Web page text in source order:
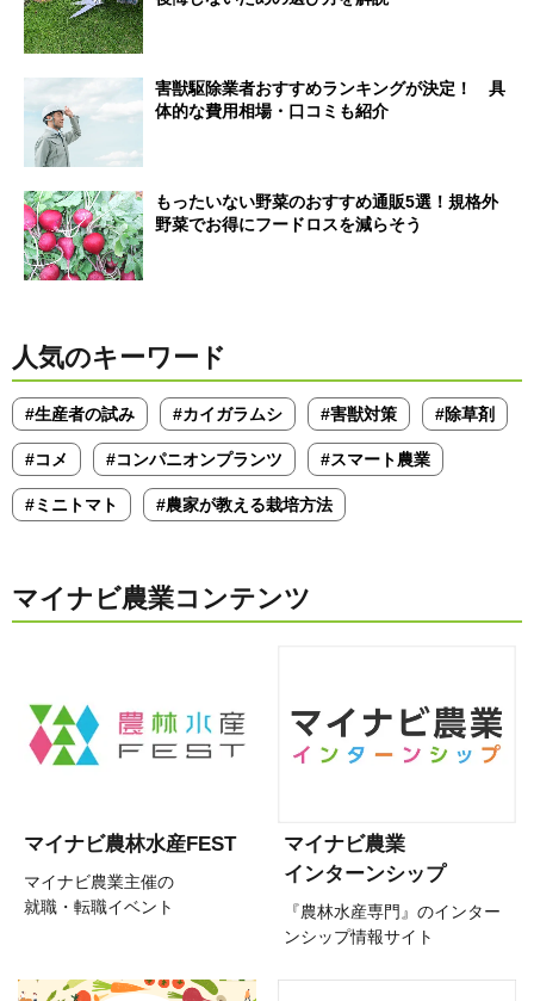
害獣駆除業者おすすめランキングが決定！ 具
体的な費用相場・口コミも紹介
もったいない野菜のおすすめ通販5選！規格外
野菜でお得にフードロスを減らそう
人気のキーワード
#生産者の試み #カイガラムシ #害獣対策 #除草剤
#コメ #コンパニオンプランツ #スマート農業
#ミニトマト #農家が教える栽培方法
マイナビ農業コンテンツ
マイナビ農林水産FEST
マイナビ農業主催の
就職・転職イベント
マイナビ農業
インターンシップ
『農林水産専門』のインター
ンシップ情報サイト